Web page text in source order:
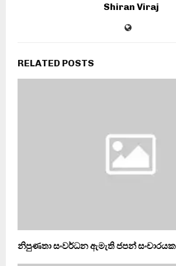
Shiran Viraj
RELATED POSTS
නිපුණතා සංවර්ධන ඇමැති ජපන් සංචාරයක